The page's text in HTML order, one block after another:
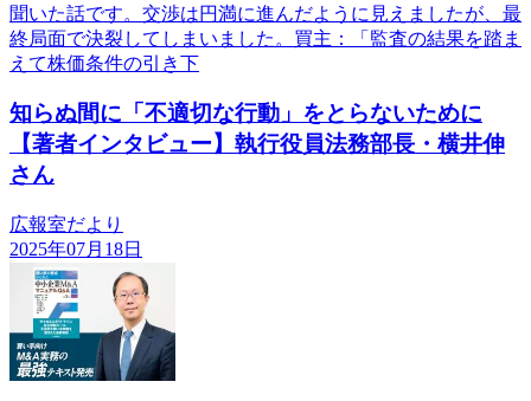
聞いた話です。交渉は円満に進んだように見えましたが、最
終局面で決裂してしまいました。買主：「監査の結果を踏ま
えて株価条件の引き下
知らぬ間に「不適切な行動」をとらないために
【著者インタビュー】執行役員法務部長・横井伸
さん
広報室だより
2025年07月18日